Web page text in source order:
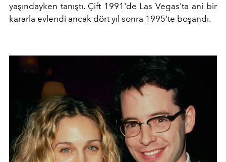
yaşındayken tanıştı. Çift 1991'de Las Vegas'ta ani bir
kararla evlendi ancak dört yıl sonra 1995'te boşandı.